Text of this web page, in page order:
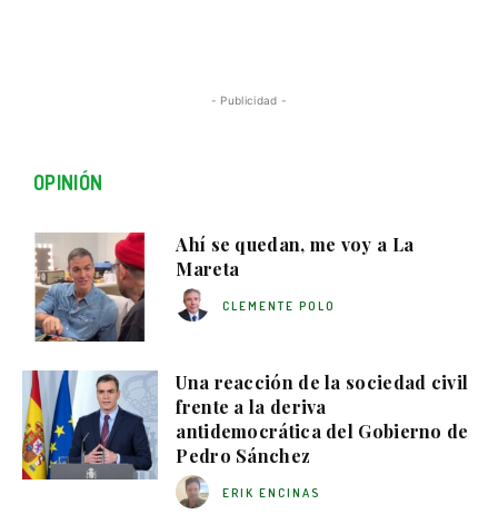
- Publicidad -
OPINIÓN
Ahí se quedan, me voy a La
Mareta
CLEMENTE POLO
Una reacción de la sociedad civil
frente a la deriva
antidemocrática del Gobierno de
Pedro Sánchez
ERIK ENCINAS